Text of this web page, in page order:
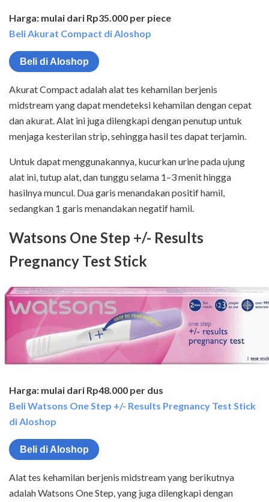
Harga: mulai dari Rp35.000 per piece
Beli Akurat Compact di Aloshop
Beli di Aloshop
Akurat Compact adalah alat tes kehamilan berjenis
midstream yang dapat mendeteksi kehamilan dengan cepat
dan akurat. Alat ini juga dilengkapi dengan penutup untuk
menjaga kesterilan strip, sehingga hasil tes dapat terjamin.
Untuk dapat menggunakannya, kucurkan urine pada ujung
alat ini, tutup alat, dan tunggu selama 1–3 menit hingga
hasilnya muncul. Dua garis menandakan positif hamil,
sedangkan 1 garis menandakan negatif hamil.
Watsons One Step +/- Results
Pregnancy Test Stick
Harga: mulai dari Rp48.000 per dus
Beli Watsons One Step +/- Results Pregnancy Test Stick
di Aloshop
Beli di Aloshop
Alat tes kehamilan berjenis midstream yang berikutnya
adalah Watsons One Step, yang juga dilengkapi dengan